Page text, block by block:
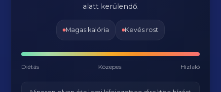
alatt kerülendő.
Magas kalória Kevés rost
Diétás Közepes Hizlaló